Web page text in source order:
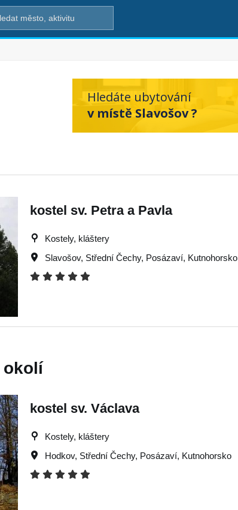
Hledáte ubytování
v místě Slavošov ?
kostel sv. Petra a Pavla
Kostely, kláštery
Slavošov, Střední Čechy, Posázaví, Kutnohorsko
okolí
kostel sv. Václava
Kostely, kláštery
Hodkov, Střední Čechy, Posázaví, Kutnohorsko